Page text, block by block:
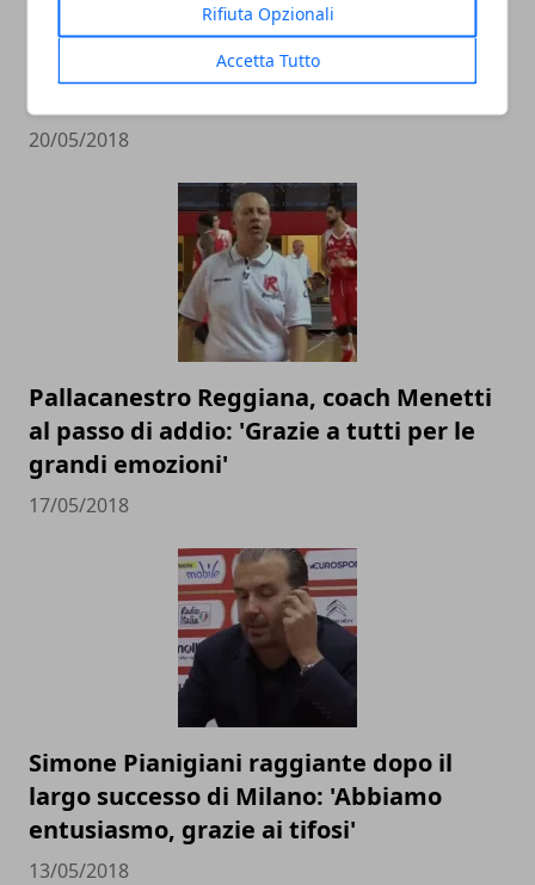
Rifiuta Opzionali
Accetta Tutto
Pistoia Basket 2000: annunciato il
divorzio ufficiale da coach Vincenzo
20/05/2018
Pallacanestro Reggiana, coach Menetti
al passo di addio: 'Grazie a tutti per le
grandi emozioni'
17/05/2018
Simone Pianigiani raggiante dopo il
largo successo di Milano: 'Abbiamo
entusiasmo, grazie ai tifosi'
13/05/2018